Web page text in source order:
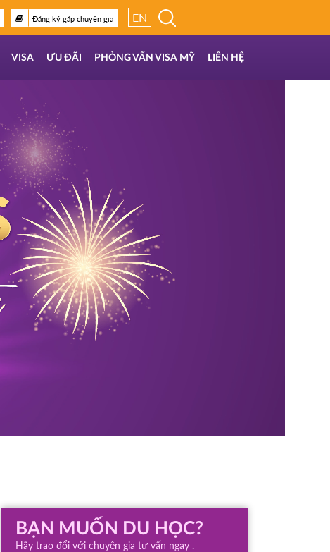
Đăng ký gặp chuyên gia EN
VISA ƯU ĐÃI PHỎNG VẤN VISA MỸ LIÊN HỆ
BẠN MUỐN DU HỌC?
Hãy trao đổi với chuyên gia tư vấn ngay .